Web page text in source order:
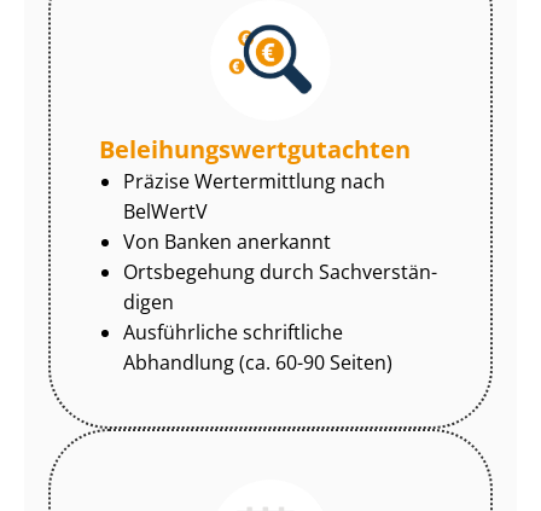
Be­lei­hungs­wert­gut­ach­ten
Präzise Wertermittlung nach
BelWertV
Von Banken anerkannt
Ortsbegehung durch Sach­ver­stän­
di­gen
Ausführliche schriftliche
Abhandlung (ca. 60-90 Seiten)